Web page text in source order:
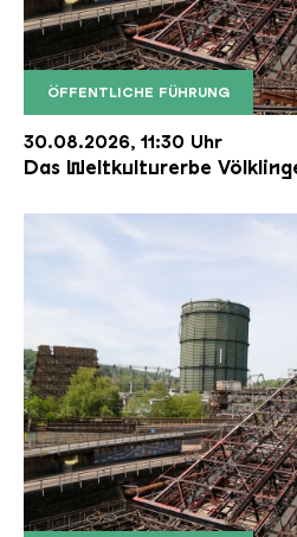
ÖFFENTLICHE FÜHRUNG
Der Erzschrägaufzug der
Copyright: Weltkulturerbe
30.08.2026, 11:30 Uhr
Das Weltkulturerbe